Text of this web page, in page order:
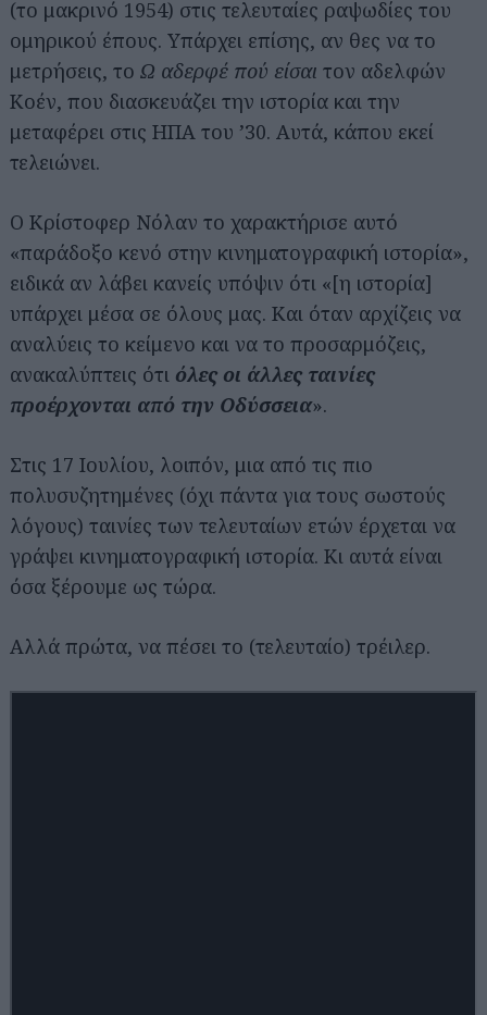
(το μακρινό 1954) στις τελευταίες ραψωδίες του
ομηρικού έπους. Υπάρχει επίσης, αν θες να το
μετρήσεις, το Ω αδερφέ πού είσαι τον αδελφών
Κοέν, που διασκευάζει την ιστορία και την
μεταφέρει στις ΗΠΑ του ’30. Αυτά, κάπου εκεί
τελειώνει.
Ο Κρίστοφερ Νόλαν το χαρακτήρισε αυτό
«παράδοξο κενό στην κινηματογραφική ιστορία»,
ειδικά αν λάβει κανείς υπόψιν ότι «[η ιστορία]
υπάρχει μέσα σε όλους μας. Και όταν αρχίζεις να
αναλύεις το κείμενο και να το προσαρμόζεις,
ανακαλύπτεις ότι όλες οι άλλες ταινίες
προέρχονται από την Οδύσσεια».
Στις 17 Ιουλίου, λοιπόν, μια από τις πιο
πολυσυζητημένες (όχι πάντα για τους σωστούς
λόγους) ταινίες των τελευταίων ετών έρχεται να
γράψει κινηματογραφική ιστορία. Κι αυτά είναι
όσα ξέρουμε ως τώρα.
Αλλά πρώτα, να πέσει το (τελευταίο) τρέιλερ.